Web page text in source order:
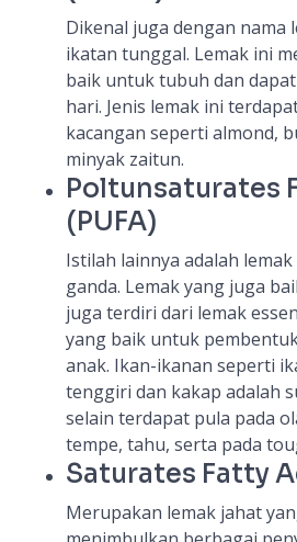
Dikenal juga dengan nama
ikatan tunggal. Lemak ini
baik untuk tubuh dan
hari. Jenis lemak ini
kacangan seperti almond,
minyak zaitun.
Poltunsaturates
(PUFA)
Istilah lainnya adalah
ganda. Lemak yang juga
juga terdiri dari lemak
yang baik untuk
anak. Ikan-ikanan seperti
tenggiri dan kakap adalah
selain terdapat pula pada
tempe, tahu, serta pada
Saturates Fatty
Merupakan lemak jahat